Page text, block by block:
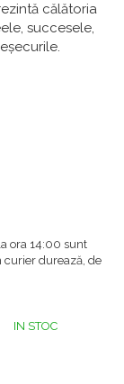
călătoria
succesele,
ora 14:00 sunt
curier durează, de
IN STOC